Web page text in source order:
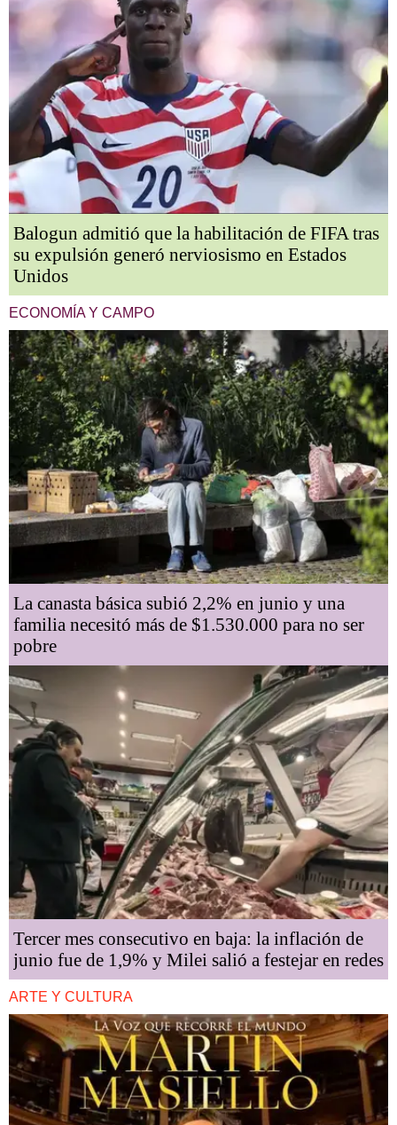
Balogun admitió que la habilitación de FIFA tras
su expulsión generó nerviosismo en Estados
Unidos
ECONOMÍA Y CAMPO
La canasta básica subió 2,2% en junio y una
familia necesitó más de $1.530.000 para no ser
pobre
Tercer mes consecutivo en baja: la inflación de
junio fue de 1,9% y Milei salió a festejar en redes
ARTE Y CULTURA